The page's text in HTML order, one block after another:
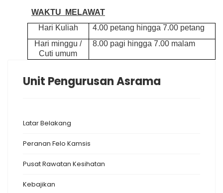
WAKTU MELAWAT
Hari Kuliah
4.00 petang hingga 7.00 petang
Hari minggu /
Cuti umum
8.00 pagi hingga 7.00 malam
Unit Pengurusan Asrama
Latar Belakang
Peranan Felo Kamsis
Pusat Rawatan Kesihatan
Kebajikan